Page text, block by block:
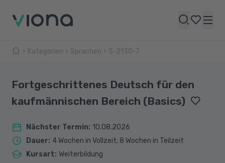
Kategorien Sprachen S-2130-7
Fortgeschrittenes Deutsch für den
kaufmännischen Bereich (Basics)
Nächster Termin: 10.08.2026
Dauer: 4 Wochen in Vollzeit; 8 Wochen in Teilzeit
Kursart: Weiterbildung